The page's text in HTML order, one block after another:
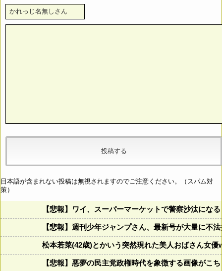
日本語が含まれない投稿は無視されますのでご注意ください。（スパム対
策）
【悲報】ワイ、スーパーマーケットで警察沙汰にな
【悲報】週刊少年ジャンプさん、最新号が大量に不
松本若菜(42歳)とかいう突然現れた美人おばさん女優
【悲報】悪夢の民主党政権時代を象徴する画像がこ